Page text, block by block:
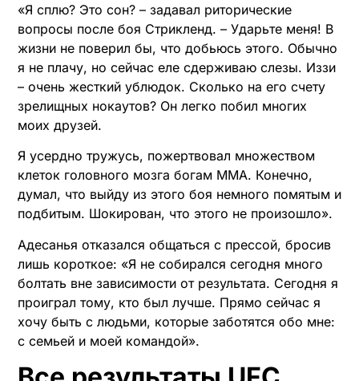
«Я сплю? Это сон? – задавал риторические
вопросы после боя Стрикленд. – Ударьте меня! В
жизни не поверил бы, что добьюсь этого. Обычно
я не плачу, но сейчас еле сдерживаю слезы. Иззи
– очень жесткий ублюдок. Сколько на его счету
зрелищных нокаутов? Он легко побил многих
моих друзей.
Я усердно тружусь, пожертвовал множеством
клеток головного мозга богам ММА. Конечно,
думал, что выйду из этого боя немного помятым и
подбитым. Шокирован, что этого не произошло».
Адесанья отказался общаться с прессой, бросив
лишь короткое: «Я не собирался сегодня много
болтать вне зависимости от результата. Сегодня я
проиграл тому, кто был лучше. Прямо сейчас я
хочу быть с людьми, которые заботятся обо мне:
с семьей и моей командой».